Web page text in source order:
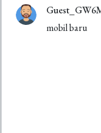
mobil baru